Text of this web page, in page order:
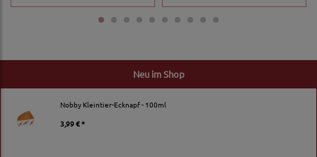
Neu im Shop
Nobby Kleintier-Ecknapf - 100ml
3,99 € *